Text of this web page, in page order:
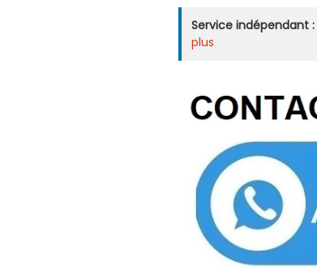
Service indépendant :
plus